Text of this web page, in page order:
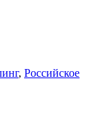
, Российское